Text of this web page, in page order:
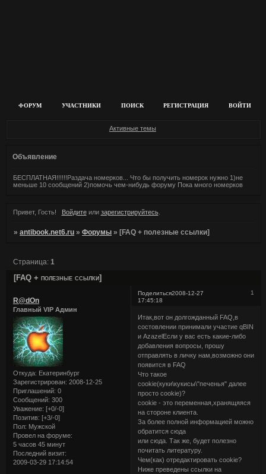
ФОРУМ УЧАСТНИКИ ПОИСК РЕГИСТРАЦИЯ ВОЙТИ
Активные темы
Объявление
БЕСПЛАТНАЯ!!!!!!Раздача номерков... Что бы получить номерок нужно 1)не
меньше 10 сообщений 2)помочь чем-нибудь форуму Пока много номерков
Привет, Гость! Войдитеили зарегистрируйтесь.
»antibook.net6.ru »Форумы » [FAQ + полезные ссылки]
[FAQ + полезные ссылки]
Страница:1
Поделиться 1
2008-12-27
17:45:18
R@dOn
Главный VIP Админ
Откуда: Екатеринбург
Зарегистрирован: 2008-12-25
Приглашений: 0
Сообщений: 300
Уважение: [+0/-0]
Позитив: [+3/-0]
Пол: Мужской
Провел на форуме:
5 часов 45 минут
Последний визит:
2009-03-29 17:14:54
Итак,вот он долгожданный FAQ,в
состовлении принимали участие qBIN
и AzazelЕсли у вас есть какие-либо
добавления вопросы, прошу
отправлять в личку нам,возможно они
появится в FAQ
Что такое
cookie(куки\кукисы\"печенья" далее
просто cookie)?
cookie - это переменная,хранящяяся
на стороне клиента.
За более полной информацией можно
обратится сюда
или сюда. Так же, будет полезно
почитать литературу.
Чем(как) отредактировать сookie?
Ниже преведены ссылки на